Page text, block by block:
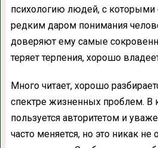
психологию людей, с которыми
редким даром понимания
доверяют ему самые
теряет терпения, хорошо
Много читает, хорошо
спектре жизненных проблем. В
пользуется авторитетом и
часто меняется, но это никак не